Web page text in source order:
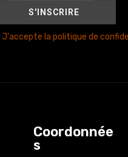
J'accepte la politique de
Coordonnée
s